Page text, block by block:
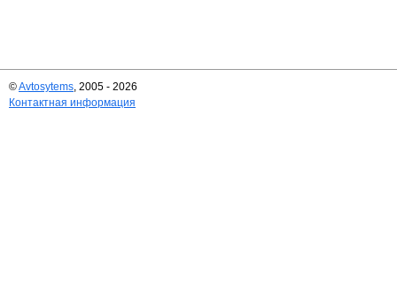
©Avtosytems, 2005 - 2026
Контактная информация